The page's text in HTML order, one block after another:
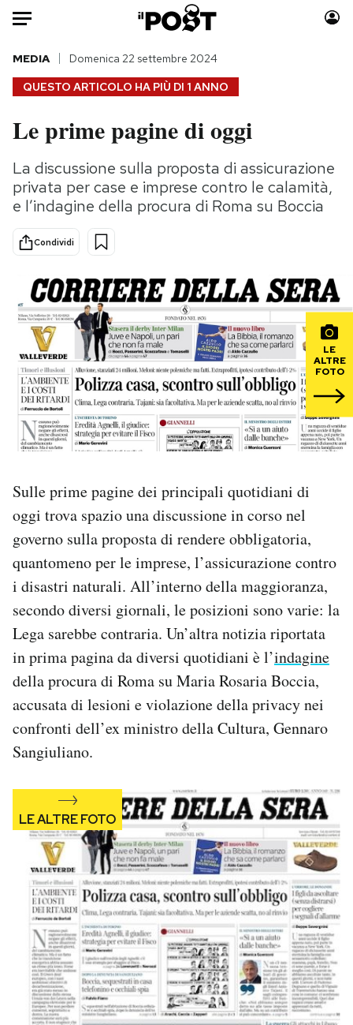
Auto
HOME
Italia
Politica
Tecnologia
Scienza
Economia
Sport
Moda
Consumismi
Storie/Idee
Altrecose
Mondiali calcio 2026
PODCAST
NEWSLETTER
I MIEI PREFERITI
SHOP
CALENDARIO
AREA PERSONALE
Area Personale
Newsletter
Hai bisogno di aiuto?
QUESTO ARTICOLO HA PIÙ DI 1 ANNO
MEDIA Domenica 22 settembre 2024
Le prime pagine di oggi
La discussione sulla proposta di assicurazione
privata per case e imprese contro le calamità,
e l’indagine della procura di Roma su Boccia
Condividi
LE
ALTRE
FOTO
Sulle prime pagine dei principali quotidiani di
oggi trova spazio una discussione in corso nel
governo sulla proposta di rendere obbligatoria,
quantomeno per le imprese, l’assicurazione contro
i disastri naturali. All’interno della maggioranza,
secondo diversi giornali, le posizioni sono varie: la
Lega sarebbe contraria. Un’altra notizia riportata
in prima pagina da diversi quotidiani è l’indagine
della procura di Roma su Maria Rosaria Boccia,
accusata di lesioni e violazione della privacy nei
confronti dell’ex ministro della Cultura, Gennaro
Sangiuliano.